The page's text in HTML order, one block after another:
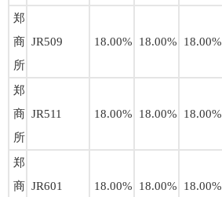
郑
商
所
JR509 18.00% 18.00% 18.00%
郑
商
所
JR511 18.00% 18.00% 18.00%
郑
商 JR601 18.00% 18.00% 18.00%